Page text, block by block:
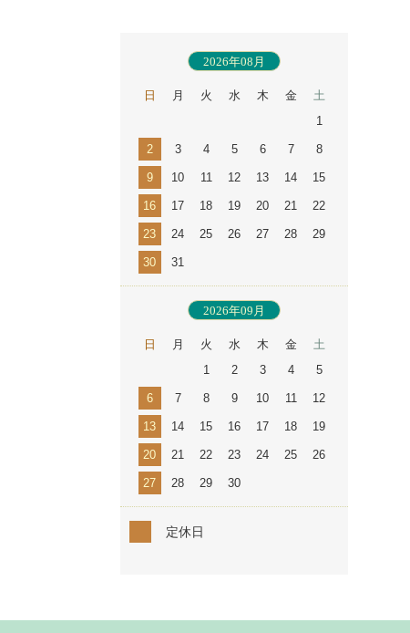
2026年08月
日 月 火 水 木 金
土
1
2 3 4 5 6 7 8
9 10 11 12 13 14 15
16 17 18 19 20 21 22
23 24 25 26 27 28 29
30 31
2026年09月
日 月 火 水 木 金
土
1
2 3 4 5
6 7 8 9 10 11 12
13 14 15 16 17 18 19
20 21 22 23 24 25 26
27 28 29 30
定休日